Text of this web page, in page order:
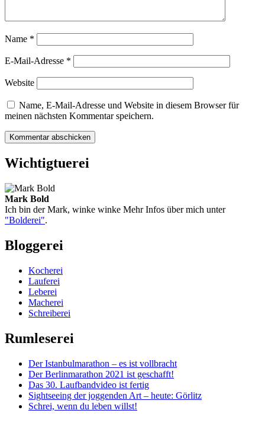
Name *
E-Mail-Adresse *
Website
Name, E-Mail-Adresse und Website in diesem Browser für
meinen nächsten Kommentar speichern.
Wichtigtuerei
Mark Bold
Ich bin der Mark, winke winke Mehr Infos über mich unter
"Bolderei".
Bloggerei
Kocherei
Lauferei
Leberei
Macherei
Schreiberei
Rumleserei
Der Istanbulmarathon – es ist vollbracht
Der Berlinmarathon 2021 ist geschafft!
Das 30. Laufbandvideo ist fertig
Sightseeing der joggenden Art – heute: Görlitz
Schrei, wenn du leben willst!